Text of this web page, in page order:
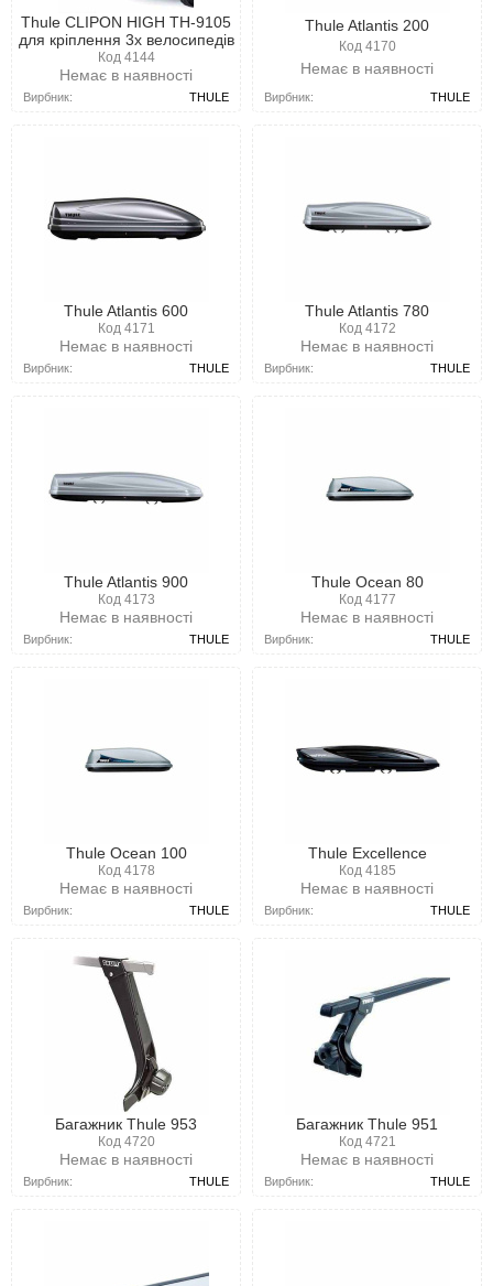
Thule CLIPON HIGH TH-9105
для кріплення 3х велосипедів
Код 4144
Немає в наявності
Вирбник: THULE
Thule Atlantis 200
Код 4170
Немає в наявності
Вирбник: THULE
Thule Atlantis 600
Код 4171
Немає в наявності
Вирбник: THULE
Thule Atlantis 780
Код 4172
Немає в наявності
Вирбник: THULE
Thule Atlantis 900
Код 4173
Немає в наявності
Вирбник: THULE
Thule Ocean 80
Код 4177
Немає в наявності
Вирбник: THULE
Thule Ocean 100
Код 4178
Немає в наявності
Вирбник: THULE
Thule Excellence
Код 4185
Немає в наявності
Вирбник: THULE
Багажник Thule 953
Код 4720
Немає в наявності
Вирбник: THULE
Багажник Thule 951
Код 4721
Немає в наявності
Вирбник: THULE